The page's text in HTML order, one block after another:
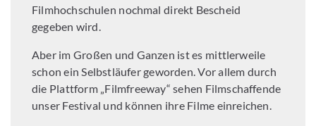
Filmhochschulen nochmal direkt Bescheid
gegeben wird.
Aber im Großen und Ganzen ist es mittlerweile
schon ein Selbstläufer geworden. Vor allem durch
die Plattform „Filmfreeway“ sehen Filmschaffende
unser Festival und können ihre Filme einreichen.